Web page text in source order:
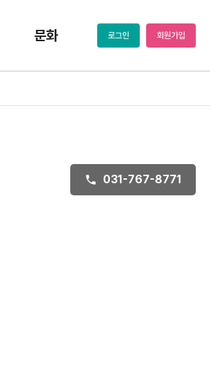
문화 로그인 회원가입
031-767-8771